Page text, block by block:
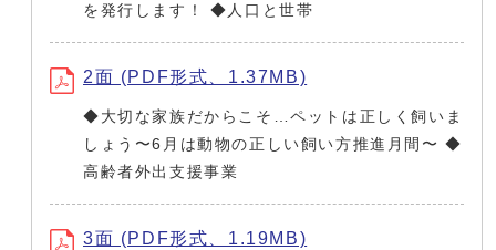
を発行します！ ◆人口と世帯
2面 (PDF形式、1.37MB)
◆大切な家族だからこそ…ペットは正しく飼いま
しょう〜6月は動物の正しい飼い方推進月間〜 ◆
高齢者外出支援事業
3面 (PDF形式、1.19MB)